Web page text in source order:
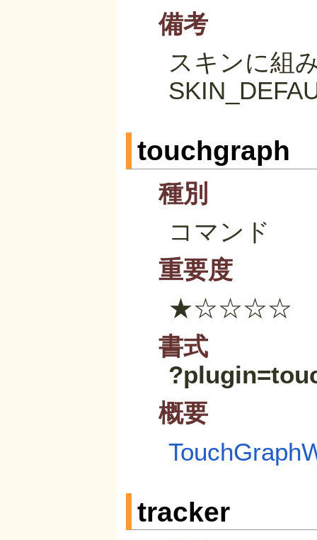
備考
スキンに組
touchgraph
種別
コマンド
重要度
★☆☆☆☆
書式
概要
tracker